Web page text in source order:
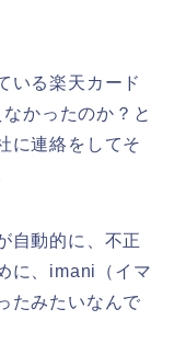
いる楽天カード
かったのか？と
に連絡をしてそ
自動的に、不正
に、imani（イマ
たみたいなんで